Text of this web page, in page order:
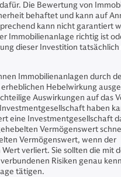
Die Bewertung von
behaftet und kann auf
kann nicht garantiert
Immobilienanlage richtig ist
dieser Investition
Immobilienanlagen durch
Hebelwirkung
Auswirkungen auf das
haben
eine Investmentgesellschaft
Vermögenswert
Vermögenswert, wenn der
verliert. Sie sollten die mit
Risiken genau
tätigen.